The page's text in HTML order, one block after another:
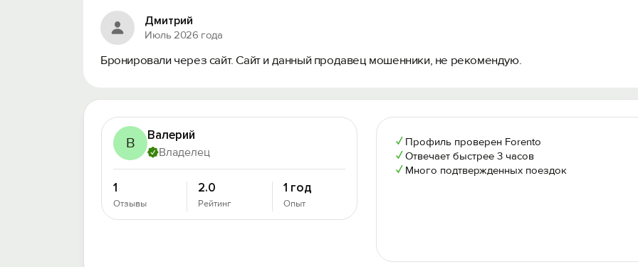
Дмитрий
Июль 2026 года
Бронировали через сайт. Сайт и данный продавец мошенники, не рекомендую.
В Валерий
Владелец
1
Отзывы
2.0
Рейтинг
1 год
Опыт
✓ Профиль проверен Forento
✓Отвечает быстрее 3 часов
✓ Много подтвержденных поездок